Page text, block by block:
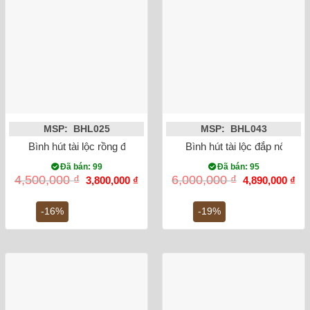
-16%
MSP: BHL025
Bình hút tài lộc rồng đắp vẽ vàng kim
Đã bán: 99
4,500,000₫ Giá
gốc
3,800,000 ₫
3,800,000 ₫.
-19%
MSP: BHL043
Bình hút tài lộc đắp nổi
Đã bán: 95
6,000,000₫ Giá
gốc
4,890,000 ₫